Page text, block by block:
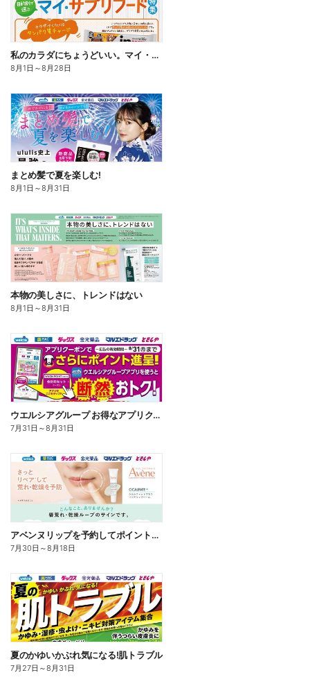
私のカラダにちょうどいい。マイ・サプリフード
8月1日 ～8月28日
まとめ髪で夏を楽しむ!
8月1日 ～8月31日
本物の美しさに、トレンドはない
8月1日 ～8月31日
ウエルシアグループ お得なアプリクーポン
7月31日 ～8月31日
アベンヌリップを予約してポイントゲット!
7月30日 ～8月18日
夏のかゆいかぶれ気になる!肌トラブル
7月27日 ～8月31日